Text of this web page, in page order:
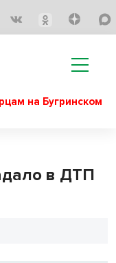
на Бугринском
в ДТП